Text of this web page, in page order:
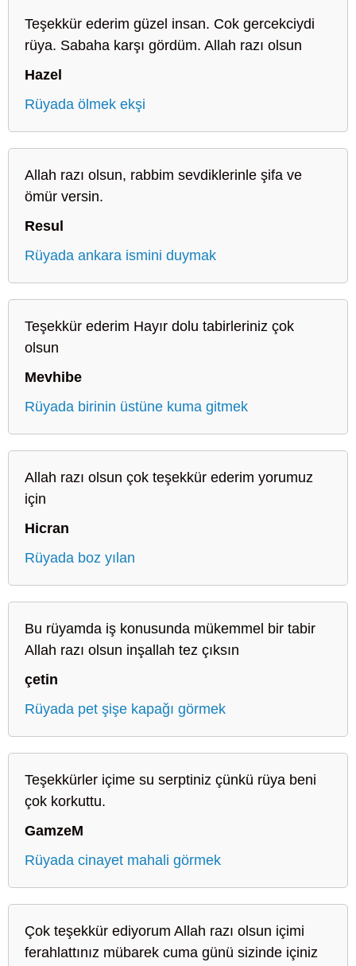
Teşekkür ederim güzel insan. Cok gercekciydi
rüya. Sabaha karşı gördüm. Allah razı olsun
Hazel
Rüyada ölmek ekşi
Allah razı olsun, rabbim sevdiklerinle şifa ve
ömür versin.
Resul
Rüyada ankara ismini duymak
Teşekkür ederim Hayır dolu tabirleriniz çok
olsun
Mevhibe
Rüyada birinin üstüne kuma gitmek
Allah razı olsun çok teşekkür ederim yorumuz
için
Hicran
Rüyada boz yılan
Bu rüyamda iş konusunda mükemmel bir tabir
Allah razı olsun inşallah tez çıksın
çetin
Rüyada pet şişe kapağı görmek
Teşekkürler içime su serptiniz çünkü rüya beni
çok korkuttu.
GamzeM
Rüyada cinayet mahali görmek
Çok teşekkür ediyorum Allah razı olsun içimi
ferahlattınız mübarek cuma günü sizinde içiniz